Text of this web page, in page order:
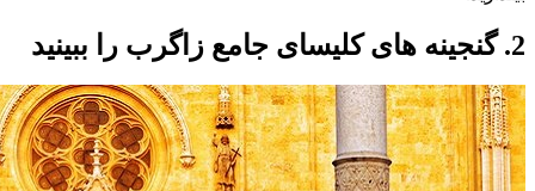
2. گنجینه های کلیسای جامع زاگرب را ببینید